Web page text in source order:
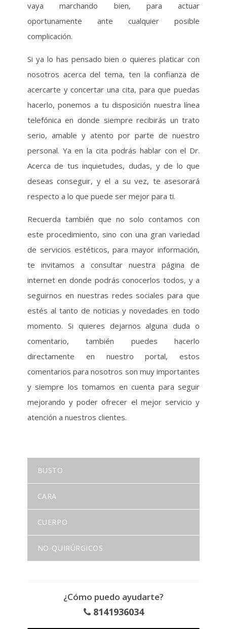
vaya marchando bien, para actuar
oportunamente ante cualquier posible
complicación.
Si ya lo has pensado bien o quieres platicar con
nosotros acerca del tema, ten la confianza de
acercarte y concertar una cita, para que puedas
hacerlo, ponemos a tu disposición nuestra línea
telefónica en donde siempre recibirás un trato
serio, amable y atento por parte de nuestro
personal. Ya en la cita podrás hablar con el Dr.
Acerca de tus inquietudes, dudas, y de lo que
deseas conseguir, y el a su vez, te asesorará
respecto a lo que puede ser mejor para ti.
Recuerda también que no solo contamos con
este procedimiento, sino con una gran variedad
de servicios estéticos, para mayor información,
te invitamos a consultar nuestra página de
internet en donde podrás conocerlos todos, y a
seguirnos en nuestras redes sociales para que
estés al tanto de noticias y novedades en todo
momento. Si quieres dejarnos alguna duda o
comentario, también puedes hacerlo
directamente en nuestro portal, estos
comentarios para nosotros son muy importantes
y siempre los tomamos en cuenta para seguir
mejorando y poder ofrecer el mejor servicio y
atención a nuestros clientes.
BUSTO
CARA
CUERPO
NO-QUIRÚRGICOS
¿Cómo puedo ayudarte?
8141936034